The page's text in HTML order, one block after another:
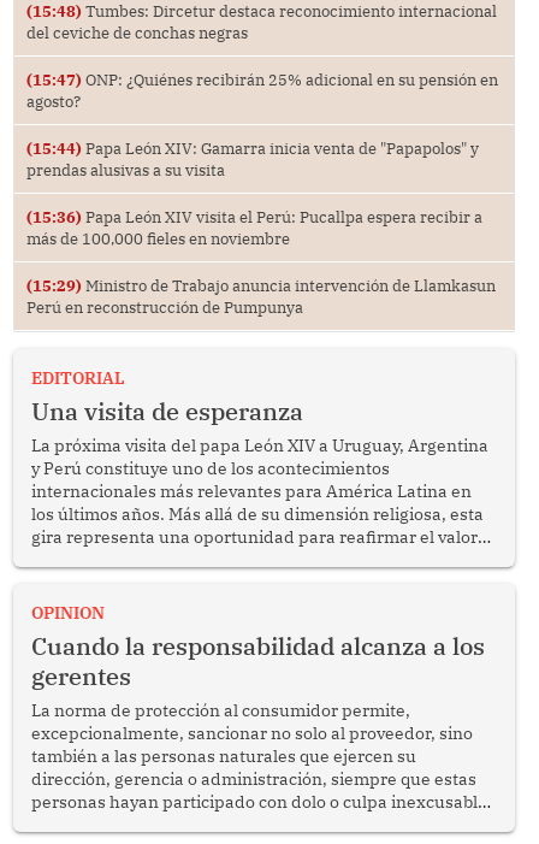
(15:48) Tumbes: Dircetur destaca reconocimiento internacional
del ceviche de conchas negras
(15:47) ONP: ¿Quiénes recibirán 25% adicional en su pensión en
agosto?
(15:44) Papa León XIV: Gamarra inicia venta de "Papapolos" y
prendas alusivas a su visita
(15:36) Papa León XIV visita el Perú: Pucallpa espera recibir a
más de 100,000 fieles en noviembre
(15:29) Ministro de Trabajo anuncia intervención de Llamkasun
Perú en reconstrucción de Pumpunya
EDITORIAL
Una visita de esperanza
La próxima visita del papa León XIV a Uruguay, Argentina
y Perú constituye uno de los acontecimientos
internacionales más relevantes para América Latina en
los últimos años. Más allá de su dimensión religiosa, esta
gira representa una oportunidad para reafirmar el valor
enfrenta desafíos en materia de desarrollo, cohesión
OPINION
Cuando la responsabilidad alcanza a los
gerentes
La norma de protección al consumidor permite,
excepcionalmente, sancionar no solo al proveedor, sino
también a las personas naturales que ejercen su
dirección, gerencia o administración, siempre que estas
personas hayan participado con dolo o culpa inexcusable